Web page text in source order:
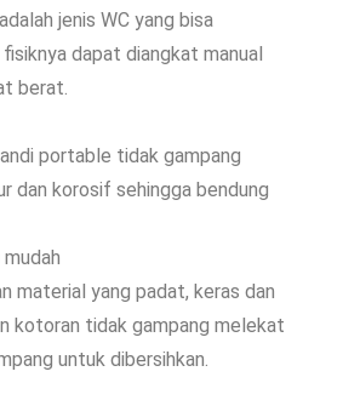
jenis WC yang bisa
dapat diangkat manual
berat.
portable tidak gampang
dan korosif sehingga bendung
material yang padat, keras dan
kotoran tidak gampang melekat
untuk dibersihkan.